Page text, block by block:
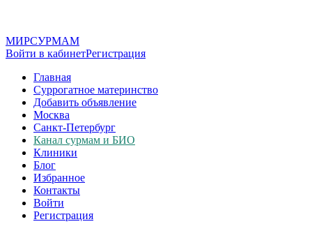
МИРСУРМАМ
Войти в кабинетРегистрация
Главная
Суррогатное материнство
Добавить объявление
Москва
Санкт-Петербург
Канал сурмам и БИО
Клиники
Блог
Избранное
Контакты
Войти
Регистрация